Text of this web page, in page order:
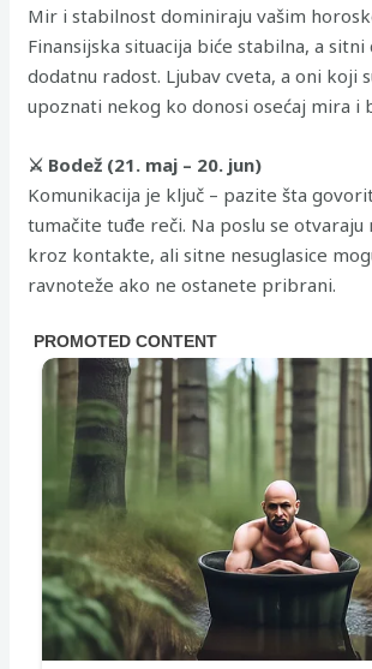
Mir i stabilnost dominiraju vašim
Finansijska situacija biće stabilna, a sitni
dodatnu radost. Ljubav cveta, a oni koji
upoznati nekog ko donosi osećaj mira i
⚔ Bodež (21. maj – 20. jun)
Komunikacija je ključ – pazite šta
tumačite tuđe reči. Na poslu se
kroz kontakte, ali sitne nesuglasice
ravnoteže ako ne ostanete pribrani.